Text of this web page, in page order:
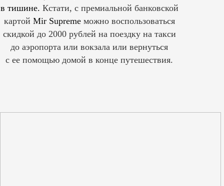
в тишине. Кстати, с премиальной банковской
картой Mir Supreme можно воспользоваться
скидкой до 2000 рублей на поездку на такси
до аэропорта или вокзала или вернуться
с ее помощью домой в конце путешествия.